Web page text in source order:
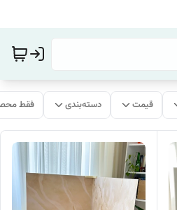
قیمت دسته‌بندی فقط